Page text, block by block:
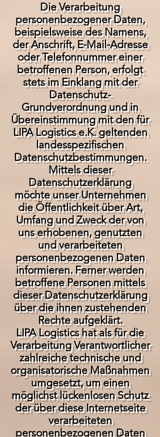
Die Verarbeitung
personenbezogener Daten,
beispielsweise des Namens,
der Anschrift, E-Mail-Adresse
oder Telefonnummer einer
betroffenen Person, erfolgt
stets im Einklang mit der
Datenschutz-
Grundverordnung und in
Übereinstimmung mit den für
LIPA Logistics e.K. geltenden
landesspezifischen
Datenschutzbestimmungen.
Mittels dieser
Datenschutzerklärung
möchte unser Unternehmen
die Öffentlichkeit über Art,
Umfang und Zweck der von
uns erhobenen, genutzten
und verarbeiteten
personenbezogenen Daten
informieren. Ferner werden
betroffene Personen mittels
dieser Datenschutzerklärung
über die ihnen zustehenden
Rechte aufgeklärt.
LIPA Logistics hat als für die
Verarbeitung Verantwortlicher
zahlreiche technische und
organisatorische Maßnahmen
umgesetzt, um einen
möglichst lückenlosen Schutz
der über diese Internetseite
verarbeiteten
personenbezogenen Daten